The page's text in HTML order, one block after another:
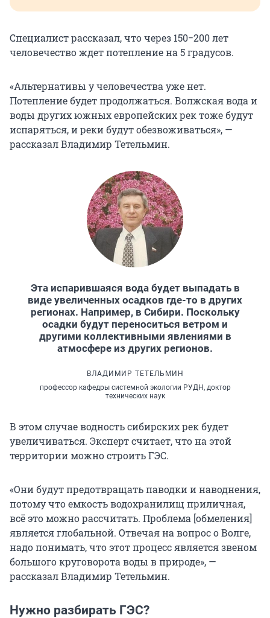
Специалист рассказал, что через 150−200 лет
человечество ждет потепление на 5 градусов.
«Альтернативы у человечества уже нет.
Потепление будет продолжаться. Волжская вода и
воды других южных европейских рек тоже будут
испаряться, и реки будут обезвоживаться», —
рассказал Владимир Тетельмин.
Эта испарившаяся вода будет выпадать в
виде увеличенных осадков где-то в других
регионах. Например, в Сибири. Поскольку
осадки будут переноситься ветром и
другими коллективными явлениями в
атмосфере из других регионов.
ВЛАДИМИР ТЕТЕЛЬМИН
профессор кафедры системной экологии РУДН, доктор
технических наук
В этом случае водность сибирских рек будет
увеличиваться. Эксперт считает, что на этой
территории можно строить ГЭС.
«Они будут предотвращать паводки и наводнения,
потому что емкость водохранилищ приличная,
всё это можно рассчитать. Проблема [обмеления]
является глобальной. Отвечая на вопрос о Волге,
надо понимать, что этот процесс является звеном
большого круговорота воды в природе», —
рассказал Владимир Тетельмин.
Нужно разбирать ГЭС?